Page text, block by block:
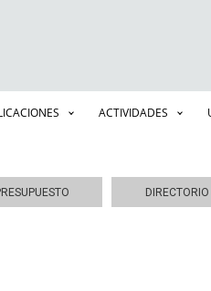
ACTIVIDADES
DIRECTORIO